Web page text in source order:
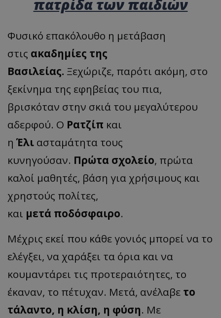
πατρίδα των παιδιών
Φυσικό επακόλουθο η μετάβαση
στις ακαδημίες της
Βασιλείας. Ξεχώριζε, παρότι ακόμη, στο
ξεκίνημα της εφηβείας του πια,
βρισκόταν στην σκιά του μεγαλύτερου
αδερφού. Ο Ρατζίπ και
η Έλι ασταμάτητα τους
κυνηγούσαν. Πρώτα σχολείο, πρώτα
καλοί μαθητές, βάση για χρήσιμους και
χρηστούς πολίτες,
και μετά ποδόσφαιρο.
Μέχρις εκεί που κάθε γονιός μπορεί να το
ελέγξει, να χαράξει τα όρια και να
κουμαντάρει τις προτεραιότητες, το
έκαναν, το πέτυχαν. Μετά, ανέλαβε το
τάλαντο, η κλίση, η φύση. Με